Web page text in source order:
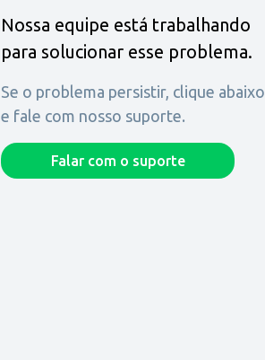
Nossa equipe está trabalhando
para solucionar esse problema.
Se o problema persistir, clique abaixo
e fale com nosso suporte.
Falar com o suporte